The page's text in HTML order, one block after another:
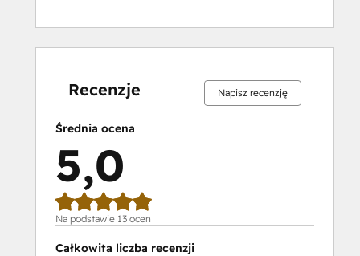
Recenzje Napisz recenzję
Średnia ocena
5,0
Na podstawie 13 ocen
Całkowita liczba recenzji